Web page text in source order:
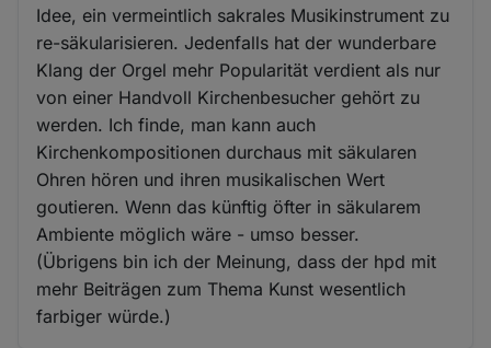
Idee, ein vermeintlich sakrales Musikinstrument zu
re-säkularisieren. Jedenfalls hat der wunderbare
Klang der Orgel mehr Popularität verdient als nur
von einer Handvoll Kirchenbesucher gehört zu
werden. Ich finde, man kann auch
Kirchenkompositionen durchaus mit säkularen
Ohren hören und ihren musikalischen Wert
goutieren. Wenn das künftig öfter in säkularem
Ambiente möglich wäre - umso besser.
(Übrigens bin ich der Meinung, dass der hpd mit
mehr Beiträgen zum Thema Kunst wesentlich
farbiger würde.)